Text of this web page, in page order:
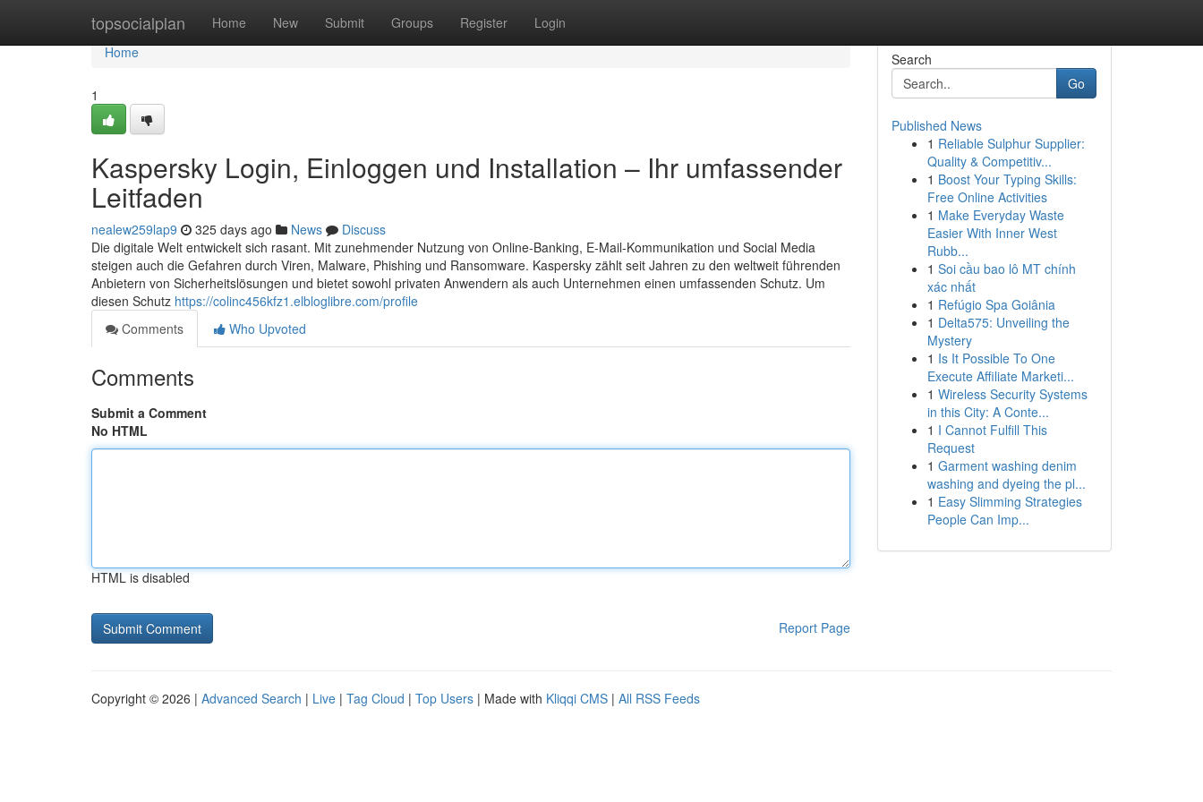
topsocialplan Home New Submit Groups Register Login
Home
Home
1
Kaspersky Login, Einloggen und Installation – Ihr umfassender
Leitfaden
nealew259lap9 325 days ago News
Discuss
Die digitale Welt entwickelt sich rasant. Mit zunehmender Nutzung von Online-Banking, E-Mail-Kommunikation und Social Media
steigen auch die Gefahren durch Viren, Malware, Phishing und Ransomware. Kaspersky zählt seit Jahren zu den weltweit führenden
Anbietern von Sicherheitslösungen und bietet sowohl privaten Anwendern als auch Unternehmen einen umfassenden Schutz. Um
diesen Schutz https://colinc456kfz1.elbloglibre.com/profile
Comments
Who Upvoted
Comments
Submit a Comment
No HTML
HTML is disabled
Report Page
Search
Go
Published News
1 Reliable Sulphur Supplier:
Quality & Competitiv...
1 Boost Your Typing Skills:
Free Online Activities
1 Make Everyday Waste
Easier With Inner West
Rubb...
1 Soi cầu bao lô MT chính
xác nhất
1 Refúgio Spa Goiânia
1 Delta575: Unveiling the
Mystery
1 Is It Possible To One
Execute Affiliate Marketi...
1 Wireless Security Systems
in this City: A Conte...
1 I Cannot Fulfill This
Request
1 Garment washing denim
washing and dyeing the pl...
1 Easy Slimming Strategies
People Can Imp...
Copyright © 2026 | Advanced Search | Live | Tag Cloud | Top Users | Made with Kliqqi CMS | All RSS Feeds